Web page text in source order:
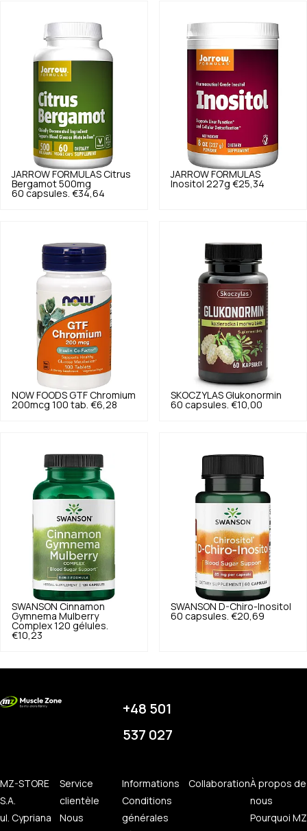
JARROW FORMULAS Citrus
Bergamot 500mg
60 capsules. €34,64
JARROW FORMULAS
Inositol 227g €25,34
NOW FOODS GTF Chromium
200mcg 100 tab. €6,28
SKOCZYLAS Glukonormin
60 capsules. €10,00
SWANSON Cinnamon
Gymnema Mulberry
Complex 120 gélules.
€10,23
SWANSON D-Chiro-Inositol
60 capsules. €20,69
+48 501
537 027
MZ-STORE
S.A.
ul. Cypriana
Service
clientèle
Nous
Informations
Conditions
générales
CollaborationÀ propos de
nous
Pourquoi MZ